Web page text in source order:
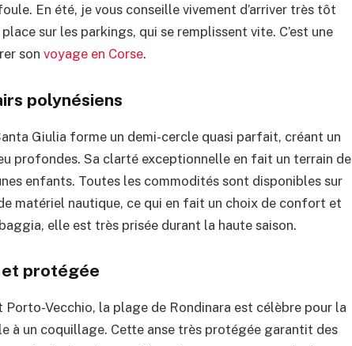
En été, je vous conseille vivement d’arriver très tôt
sur les parkings, qui se remplissent vite. C’est une
son voyage en Corse.
polynésiens
Giulia forme un demi-cercle quasi parfait, créant un
profondes. Sa clarté exceptionnelle en fait un terrain de
enfants. Toutes les commodités sont disponibles sur
matériel nautique, ce qui en fait un choix de confort et
elle est très prisée durant la haute saison.
et protégée
Vecchio, la plage de Rondinara est célèbre pour la
à un coquillage. Cette anse très protégée garantit des